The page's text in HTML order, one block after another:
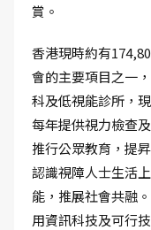
賞。
香港現時約有
會的主要項目之一
科及低視能診所，
每年提供視力檢查
推行公眾教育，提
認識視障人士生活
能，推展社會共融
用資訊科技及可行